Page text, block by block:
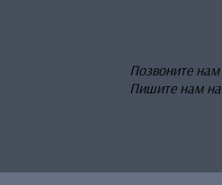
Позвоните нам
Пишите нам на